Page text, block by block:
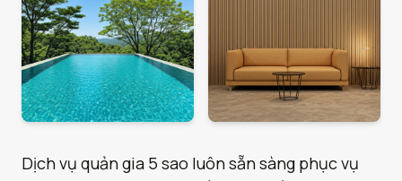
Dịch vụ quản gia 5 sao luôn sẵn sàng phục vụ